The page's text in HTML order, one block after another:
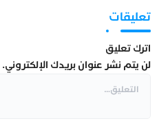
تعليقات
اترك تعليق
لن يتم نشر عنوان بريدك الإلكتروني.